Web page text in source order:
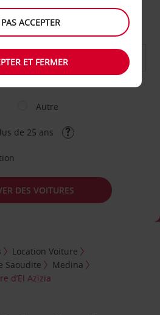
agence de retour
DATE DE RETOUR
Autre
de 25 ans
DES VOITURES
Location Voiture
Saoudite
Medina
d’El Azizia
ACCEPTER
ET FERMER